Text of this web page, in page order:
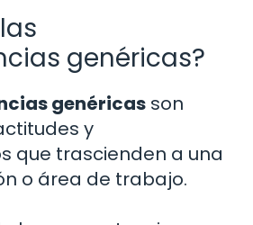
genéricas?
genéricas son
y
que trascienden a una
o área de trabajo.